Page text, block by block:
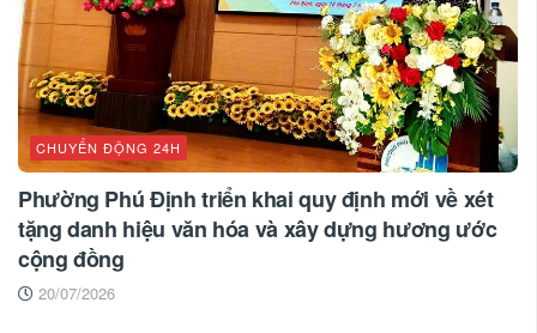
CHUYỂN ĐỘNG 24H
Phường Phú Định triển khai quy định mới về xét
tặng danh hiệu văn hóa và xây dựng hương ước
cộng đồng
20/07/2026